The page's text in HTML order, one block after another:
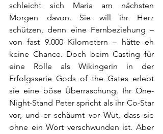
schleicht sich Maria am nächsten
Morgen davon. Sie will ihr Herz
schützen, denn eine Fernbeziehung –
von fast 9.000 Kilometern – hätte eh
keine Chance. Doch beim Casting für
eine Rolle als Wikingerin in der
Erfolgsserie Gods of the Gates erlebt
sie eine böse Überraschung. Ihr One-
Night-Stand Peter spricht als ihr Co-Star
vor, und er schäumt vor Wut, dass sie
ohne ein Wort verschwunden ist. Aber